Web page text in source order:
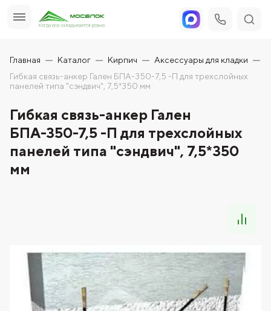
Главная Каталог Кирпич
Аксессуары для кладки
Гибкая связь-анкер Гален БПА-350-7,5 -П для трехслойных
панелей типа "сэндвич", 7,5*350 мм
Гибкая связь-анкер Гален
БПА-350-7,5 -П для трехслойных
панелей типа "сэндвич", 7,5*350
мм